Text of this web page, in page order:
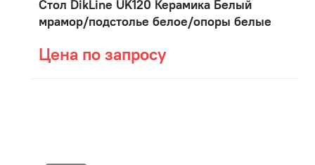
Стол DikLine UK120 Керамика Белый
мрамор/подстолье белое/опоры белые
Цена по запросу